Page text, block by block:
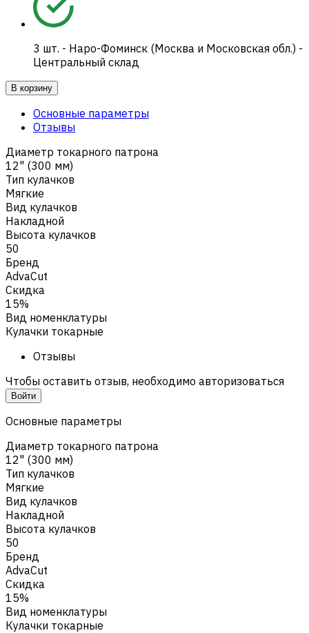
3 шт. - Наро-Фоминск (Москва и Московская обл.) -
Центральный склад
В корзину
Основные параметры
Отзывы
Диаметр токарного патрона
12" (300 мм)
Тип кулачков
Мягкие
Вид кулачков
Накладной
Высота кулачков
50
Бренд
AdvaCut
Скидка
15%
Вид номенклатуры
Кулачки токарные
Отзывы
Чтобы оставить отзыв, необходимо авторизоваться
Войти
Основные параметры
Диаметр токарного патрона
12" (300 мм)
Тип кулачков
Мягкие
Вид кулачков
Накладной
Высота кулачков
50
Бренд
AdvaCut
Скидка
15%
Вид номенклатуры
Кулачки токарные